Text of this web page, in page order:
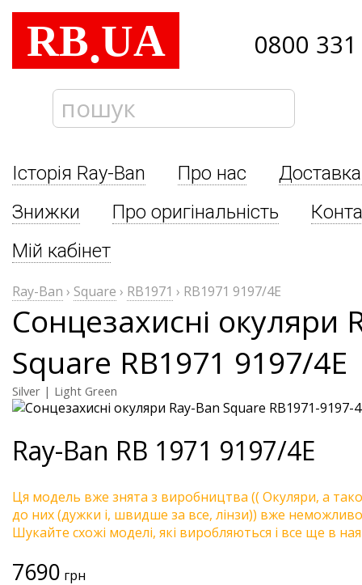
RB.UA 0800
Історія Ray-Ban Про нас
Знижки
Про оригінальність
Мій кабінет
Ray-Ban › Square › RB1971 › RB1971 9197/4E
Сонцезахисні окуляри
Square RB1971 9197/4E
Silver | Light Green
Ray-Ban RB 1971 9197/4E
Ця модель вже знята з виробництва (( Окуляри, а
до них (дужки і, швидше за все, лінзи)) вже неможливо
Шукайте схожі моделі, які виробляються і все ще в
7690 грн